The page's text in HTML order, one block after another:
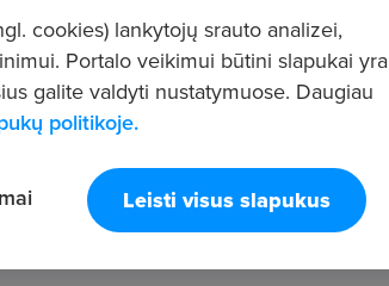
Lithuania UAB
cookies) lankytojų srauto analizei,
Portalo veikimui būtini slapukai yra
galite valdyti nustatymuose. Daugiau
politikoje.
Leisti visus slapukus